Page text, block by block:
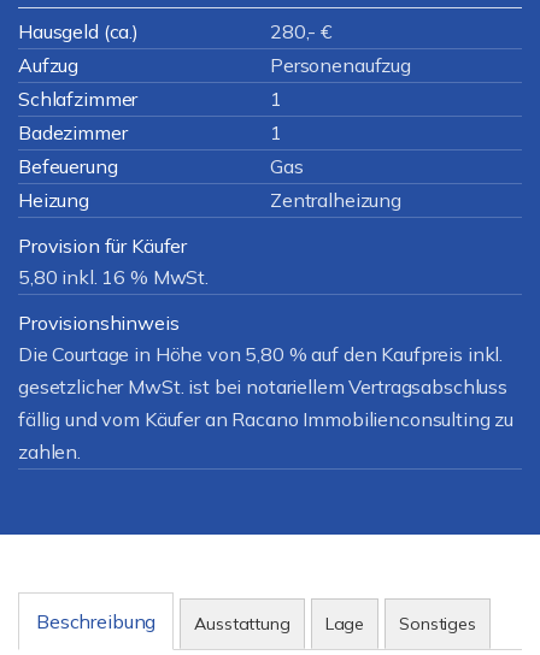
Hausgeld (ca.)
280,- €
Aufzug
Personenaufzug
Schlafzimmer
1
Badezimmer
1
Befeuerung
Gas
Heizung
Zentralheizung
Provision für Käufer
5,80 inkl. 16 % MwSt.
Provisionshinweis
Die Courtage in Höhe von 5,80 % auf den Kaufpreis inkl.
gesetzlicher MwSt. ist bei notariellem Vertragsabschluss
fällig und vom Käufer an Racano Immobilienconsulting zu
zahlen.
Beschreibung Ausstattung Lage Sonstiges